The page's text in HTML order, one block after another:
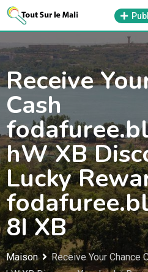
Aller
contenu
Receive
Cash
hW XB
Lucky
8I XB
Maison
Receive Your Chance